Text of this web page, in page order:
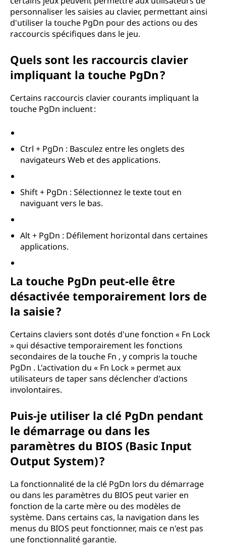
personnaliser les saisies au clavier, permettant ainsi
d'utiliser la touche PgDn pour des actions ou des
raccourcis spécifiques dans le jeu.
Quels sont les raccourcis clavier
impliquant la touche PgDn ?
Certains raccourcis clavier courants impliquant la
touche PgDn incluent :
Ctrl + PgDn : Basculez entre les onglets des
navigateurs Web et des applications.
Shift + PgDn : Sélectionnez le texte tout en
naviguant vers le bas.
Alt + PgDn : Défilement horizontal dans certaines
applications.
La touche PgDn peut-elle être
désactivée temporairement lors de
la saisie ?
Certains claviers sont dotés d'une fonction « Fn Lock
» qui désactive temporairement les fonctions
secondaires de la touche Fn , y compris la touche
PgDn . L'activation du « Fn Lock » permet aux
utilisateurs de taper sans déclencher d'actions
involontaires.
Puis-je utiliser la clé PgDn pendant
le démarrage ou dans les
paramètres du BIOS (Basic Input
Output System) ?
La fonctionnalité de la clé PgDn lors du démarrage
ou dans les paramètres du BIOS peut varier en
fonction de la carte mère ou des modèles de
système. Dans certains cas, la navigation dans les
menus du BIOS peut fonctionner, mais ce n'est pas
une fonctionnalité garantie.